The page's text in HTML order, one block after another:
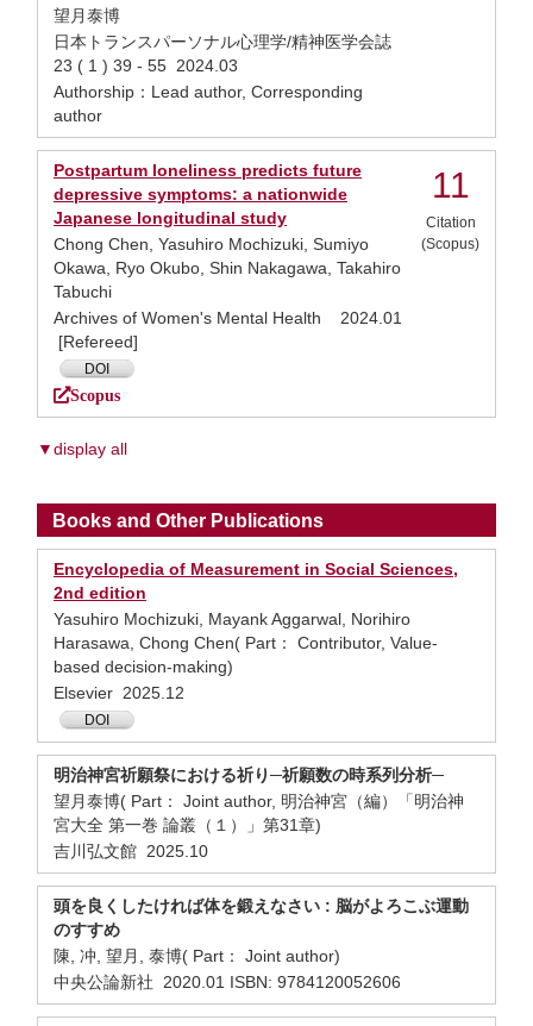
望月泰博
日本トランスパーソナル心理学/精神医学会誌
23 ( 1 ) 39 - 55 2024.03
Authorship：Lead author, Corresponding
author
Postpartum loneliness predicts future
depressive symptoms: a nationwide
Japanese longitudinal study
Chong Chen, Yasuhiro Mochizuki, Sumiyo
Okawa, Ryo Okubo, Shin Nakagawa, Takahiro
Tabuchi
Archives of Women's Mental Health 2024.01
[Refereed]
DOI
Scopus
11
Citation
(Scopus)
▼display all
Books and Other Publications
Encyclopedia of Measurement in Social Sciences,
2nd edition
Yasuhiro Mochizuki, Mayank Aggarwal, Norihiro
Harasawa, Chong Chen( Part： Contributor, Value-
based decision-making)
Elsevier 2025.12
DOI
明治神宮祈願祭における祈り─祈願数の時系列分析─
望月泰博( Part： Joint author, 明治神宮（編）「明治神
宮大全 第一巻 論叢（１）」第31章)
吉川弘文館 2025.10
頭を良くしたければ体を鍛えなさい : 脳がよろこぶ運動
のすすめ
陳, 冲, 望月, 泰博( Part： Joint author)
中央公論新社 2020.01 ISBN: 9784120052606